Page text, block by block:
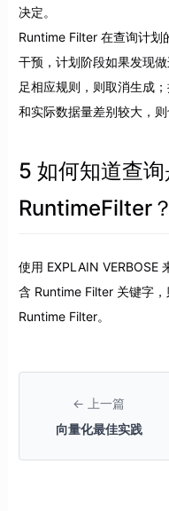
决定。
Runtime Filter 在查询计划
干预，计划阶段如果发现
足相应规则，则取消生成
和实际数据量差别较大，则
5 如何知道查
RuntimeFilter？
使用 EXPLAIN VERBOSE
含 Runtime Filter 关键字
Runtime Filter。
← 上一篇
向量化最佳实践